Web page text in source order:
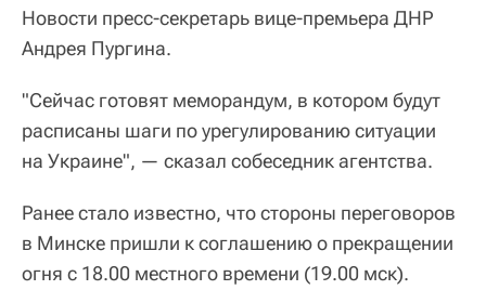
Новости пресс-секретарь вице-премьера ДНР
Андрея Пургина.
"Сейчас готовят меморандум, в котором будут
расписаны шаги по урегулированию ситуации
на Украине", — сказал собеседник агентства.
Ранее стало известно, что стороны переговоров
в Минске пришли к соглашению о прекращении
огня с 18.00 местного времени (19.00 мск).